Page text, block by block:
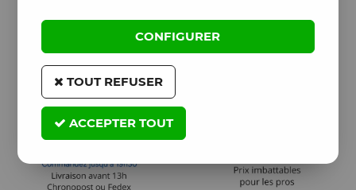
CONFIGURER
TOUT REFUSER
ACCEPTER TOUT